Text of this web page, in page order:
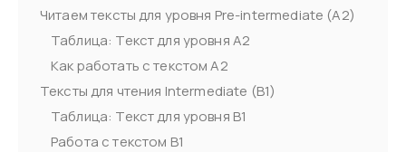
Читаем тексты для уровня Pre-intermediate (A2)
Таблица: Текст для уровня A2
Как работать с текстом A2
Тексты для чтения Intermediate (B1)
Таблица: Текст для уровня B1
Работа с текстом B1